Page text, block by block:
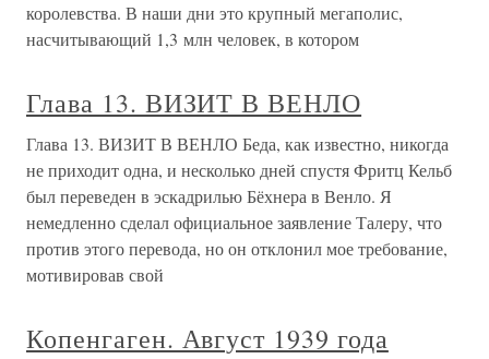
королевства. В наши дни это крупный мегаполис,
насчитывающий 1,3 млн человек, в котором
Глава 13. ВИЗИТ В ВЕНЛО
Глава 13. ВИЗИТ В ВЕНЛО Беда, как известно, никогда
не приходит одна, и несколько дней спустя Фритц Кельб
был переведен в эскадрилью Бёхнера в Венло. Я
немедленно сделал официальное заявление Талеру, что
против этого перевода, но он отклонил мое требование,
мотивировав свой
Копенгаген. Август 1939 года